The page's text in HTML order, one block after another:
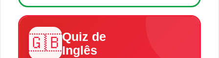
🇬🇧Quiz de
Inglês